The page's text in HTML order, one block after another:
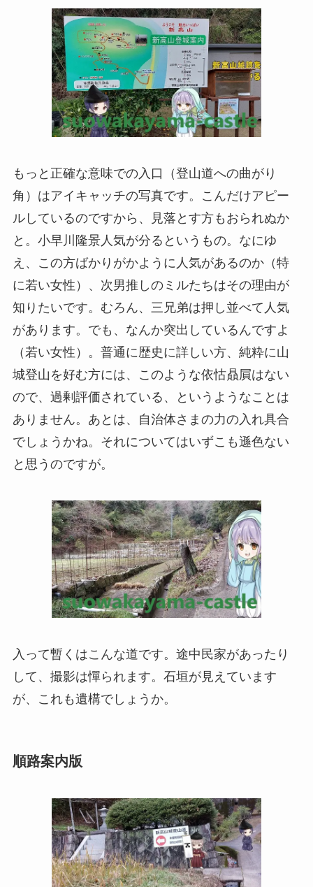
もっと正確な意味での入口（登山道への曲がり
角）はアイキャッチの写真です。こんだけアピー
ルしているのですから、見落とす方もおられぬか
と。小早川隆景人気が分るというもの。なにゆ
え、この方ばかりがかように人気があるのか（特
に若い女性）、次男推しのミルたちはその理由が
知りたいです。むろん、三兄弟は押し並べて人気
があります。でも、なんか突出しているんですよ
（若い女性）。普通に歴史に詳しい方、純粋に山
城登山を好む方には、このような依怙贔屓はない
ので、過剰評価されている、というようなことは
ありません。あとは、自治体さまの力の入れ具合
でしょうかね。それについてはいずこも遜色ない
と思うのですが。
入って暫くはこんな道です。途中民家があったり
して、撮影は憚られます。石垣が見えています
が、これも遺構でしょうか。
順路案内版